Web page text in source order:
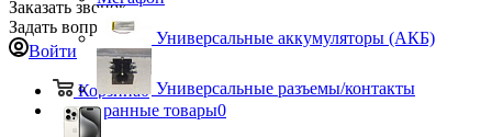
Заказать звонок
Задать вопрос
Войти
Корзина0
Избранные товары0
Универсальные аккумуляторы (АКБ)
Универсальные разъемы/контакты